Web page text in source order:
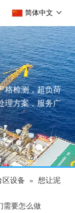
简体中文
格检测，超负荷
理方案，服务广
区设备 » 想让泥
需要怎么做